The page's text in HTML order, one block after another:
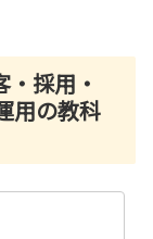
採用・
用の教科